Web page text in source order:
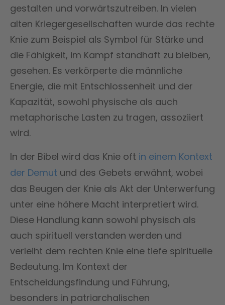
gestalten und vorwärtszutreiben. In vielen
alten Kriegergesellschaften wurde das rechte
Knie zum Beispiel als Symbol für Stärke und
die Fähigkeit, im Kampf standhaft zu bleiben,
gesehen. Es verkörperte die männliche
Energie, die mit Entschlossenheit und der
Kapazität, sowohl physische als auch
metaphorische Lasten zu tragen, assoziiert
wird.
In der Bibel wird das Knie oft in einem Kontext
der Demut und des Gebets erwähnt, wobei
das Beugen der Knie als Akt der Unterwerfung
unter eine höhere Macht interpretiert wird.
Diese Handlung kann sowohl physisch als
auch spirituell verstanden werden und
verleiht dem rechten Knie eine tiefe spirituelle
Bedeutung. Im Kontext der
Entscheidungsfindung und Führung,
besonders in patriarchalischen